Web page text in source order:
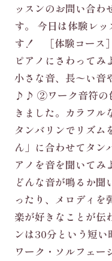
ッスンのお問い合わ
す。 今日は体験レ
す！ ［体験コース
ピアノにさわってみ
小さな音、長〜い音
♪♪ ②ワーク音符の
きました。カラフ
タンバリンでリズム
ん」に合わせてタ
アノを音を聞いてみ
どんな音が鳴るか
ったり、メロディを
楽が好きなことが
ンは30分という短い
ワーク・ソルフェー